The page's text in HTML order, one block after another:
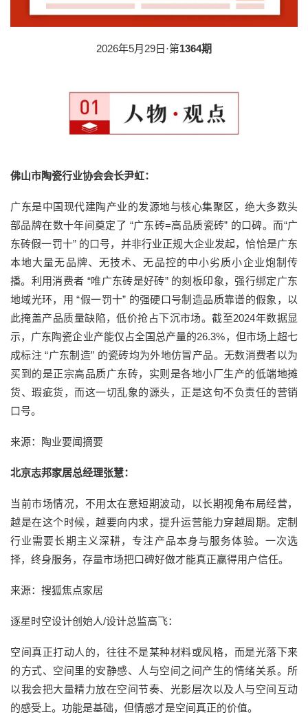
2026年5月29日·第1364期
佛山市陶瓷行业协会会长尹虹：
广东是中国现代建陶产业的发源地与核心集聚区，绝大多数头
部品牌在数十年间奠定了 “广东砖=高品质瓷砖” 的口碑。而“广
东砖假一罚十” 的口号，并非行业正规大企业发起，恰恰是广东
本地大量无品牌、无技术、无品控的中小劣质小企业炮制传
播。利用消费者 “唯广东砖是好砖” 的刻板印象，强行绑定广东
地域光环，用 “假一罚十” 的强硬口号制造品质靠谱的假象，以
此掩盖产品质量缺陷，低价抢占下沉市场。截至2024年数据显
示，广东陶瓷企业产能仅占全国总产量的26.3%，但市场上超七
成标注 “广东制造” 的瓷砖均为外地仿冒产品。无数消费者以为
买到的是正宗高品质广东砖，实则是各地小厂生产的低端地摊
货、瑕疵货，而这一切乱象的源头，正是这句不负责任的营销
口号。
来源：陶业要闻摘要
北京志邦家居总经理张慧：
当前市场情况，不用太在意短期波动，以长期视角布局经营，
越是在这个时候，越要向内求，提升运营能力穿越周期。定制
行业需要长期主义深耕，专注产品本身与服务体验。一次选
择，终身服务，存量市场把口碑好做才能真正赢得用户信任。
来源：搜狐焦点家居
逐星时空设计创始人/设计总监高飞：
空间真正打动人的，往往不是某种材料或风格，而是光落下来
的方式、空间里的安静感、人与空间之间产生的情绪关系。所
以我会把大量精力放在空间节奏、光影层次以及人与空间互动
的感受上。功能是基础，但情感才是空间真正的价值。